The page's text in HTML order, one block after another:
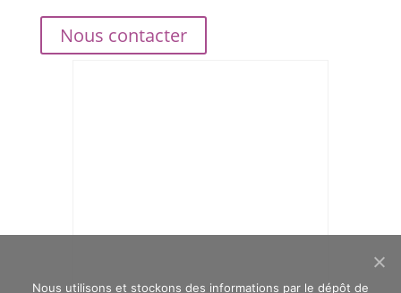
Nous contacter
Nous utilisons et stockons des informations par le dépôt de